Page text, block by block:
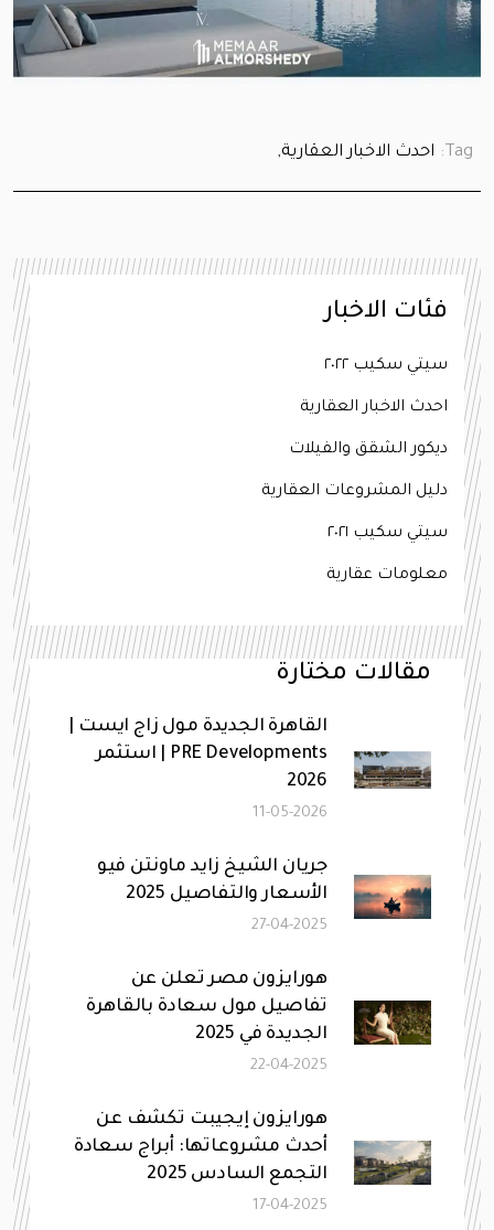
Tag: احدث الاخبار العقارية,
فئات الاخبار
سيتي سكيب ٢٠٢٢
احدث الاخبار العقارية
ديكور الشقق والفيلات
دليل المشروعات العقارية
سيتي سكيب ٢٠٢١
معلومات عقارية
مقالات مختارة
القاهرة الجديدة مول زاج ايست |
PRE Developments | استثمر
2026
11-05-2026
جريان الشيخ زايد ماونتن فيو
الأسعار والتفاصيل 2025
27-04-2025
هورايزون مصر تعلن عن
تفاصيل مول سعادة بالقاهرة
الجديدة في 2025
22-04-2025
هورايزون إيجيبت تكشف عن
أحدث مشروعاتها: أبراج سعادة
التجمع السادس 2025
17-04-2025